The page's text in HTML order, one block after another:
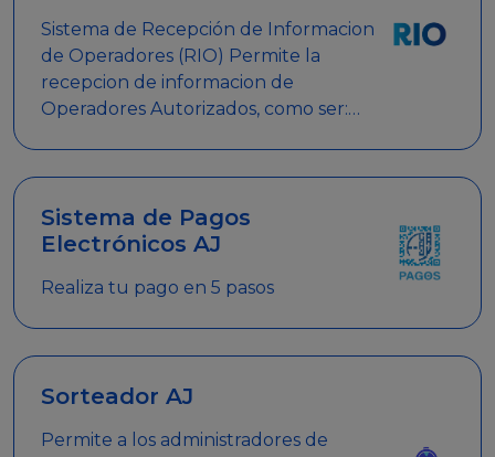
Sistema de Recepción de Informacion
de Operadores (RIO) Permite la
recepcion de informacion de
Operadores Autorizados, como ser:
Sistema de Pagos
Electrónicos AJ
Realiza tu pago en 5 pasos
Sorteador AJ
Permite a los administradores de